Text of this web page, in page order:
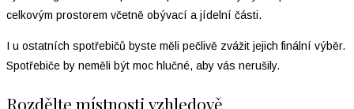
celkovým prostorem včetně obývací a jídelní části.
I u ostatních spotřebičů byste měli pečlivě zvážit jejich finální výběr.
Spotřebiče by neměli být moc hlučné, aby vás nerušily.
Rozdělte místnosti vzhledově